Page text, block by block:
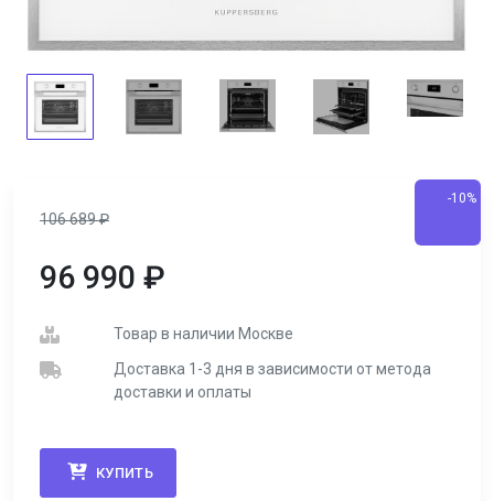
106 689₽
-10%
96 990 ₽
Товар в наличии Москве
Доставка 1-3 дня в зависимости от метода
доставки и оплаты
КУПИТЬ